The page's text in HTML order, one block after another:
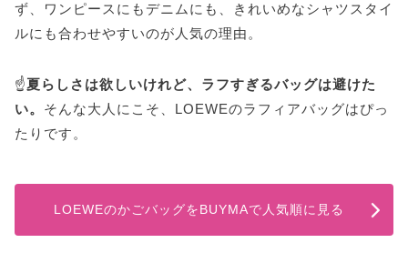
ず、ワンピースにもデニムにも、きれいめなシャツスタイ
ルにも合わせやすいのが人気の理由。
☝️夏らしさは欲しいけれど、ラフすぎるバッグは避けた
い。 そんな大人にこそ、LOEWEのラフィアバッグはぴっ
たりです。
LOEWEのかごバッグをBUYMAで人気順に見る